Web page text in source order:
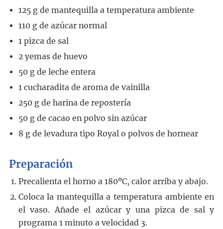
125 g de mantequilla a temperatura ambiente
110 g de azúcar normal
1 pizca de sal
2 yemas de huevo
50 g de leche entera
1 cucharadita de aroma de vainilla
250 g de harina de repostería
50 g de cacao en polvo sin azúcar
8 g de levadura tipo Royal o polvos de hornear
Preparación
Precalienta el horno a 180ºC, calor arriba y abajo.
Coloca la mantequilla a temperatura ambiente en
el vaso. Añade el azúcar y una pizca de sal y
programa 1 minuto a velocidad 3.